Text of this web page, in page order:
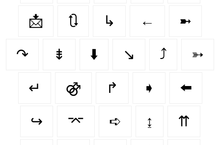
📩 🔃 ↳ ← ➼
↷ ⇟ ⬇️ ↘ ⤴ ➳
↵ ⚣ ↱ ➧ ⬅️
↪️ ⌤ ➪ ↨ ⇈